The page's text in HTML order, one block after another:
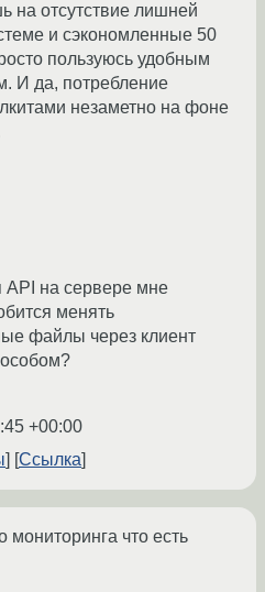
на отсутствие лишней
и сэкономленные 50
пользуюсь удобным
И да, потребление
незаметно на фоне
API на сервере мне
менять
файлы через клиент
+00:00
Ссылка
мониторинга что есть